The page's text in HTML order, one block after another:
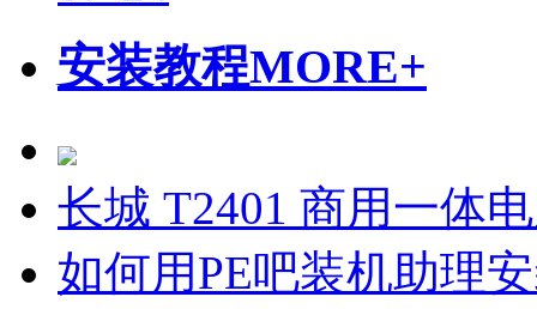
安装教程MORE+
长城 T2401 商用一体
如何用PE吧装机助理